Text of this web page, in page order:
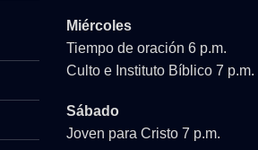
Miércoles
Tiempo de oración 6 p.m.
Culto e Instituto Bíblico 7 p.m.
Sábado
Joven para Cristo 7 p.m.